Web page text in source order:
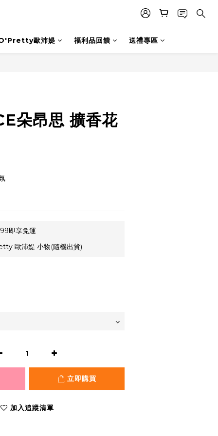
歐沛媞 福利品回饋 送禮專區
朵昂思 擴香花
即享免運
歐沛媞 小物(隨機出貨)
立即購買
加入追蹤清單